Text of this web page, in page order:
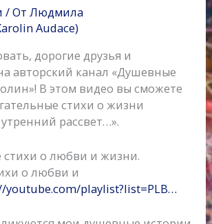
/ ОтЛюдмила
Audace)
дорогие друзья и
авторский канал «Душевные
В этом видео вы сможете
стихи о жизни
рассвет…».
стихи о любви и жизни.
о любви и
youtube.com/playlist?list=PLB…